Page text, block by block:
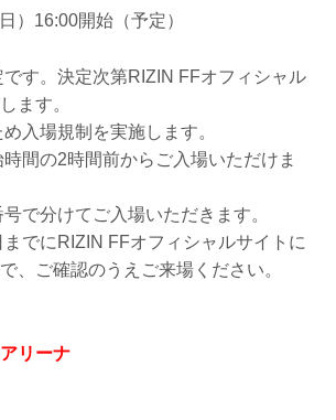
）16:00開始（予定）
す。決定次第RIZIN FFオフィシャル
ます。
入場規制を実施します。
間の2時間前からご入場いただけま
で分けてご入場いただきます。
でにRIZIN FFオフィシャルサイトに
、ご確認のうえご来場ください。
リーナ